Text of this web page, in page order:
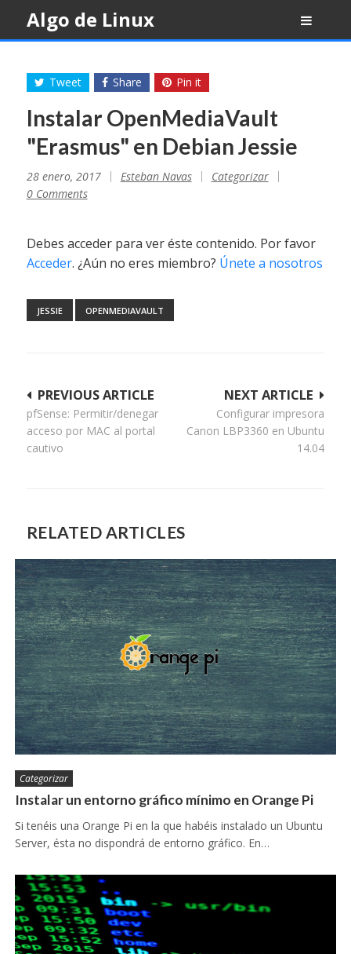
content
Algo de Linux
Tweet Share Pin it
Instalar OpenMediaVault
"Erasmus" en Debian Jessie
28 enero, 2017 Esteban Navas
Categorizar
0 Comments
Debes acceder para ver éste contenido. Por favor
Acceder. ¿Aún no eres miembro? Únete a nosotros
JESSIE OPENMEDIAVAULT
Navegación
de
entradas
NEXT ARTICLE
Configurar impresora
Canon LBP3360 en Ubuntu
14.04
PREVIOUS ARTICLE
pfSense: Permitir/denegar
acceso por MAC al portal
cautivo
RELATED ARTICLES
Categorizar
Instalar un entorno gráfico mínimo en Orange Pi
Si tenéis una Orange Pi en la que habéis instalado un Ubuntu
Server, ésta no dispondrá de entorno gráfico. En…